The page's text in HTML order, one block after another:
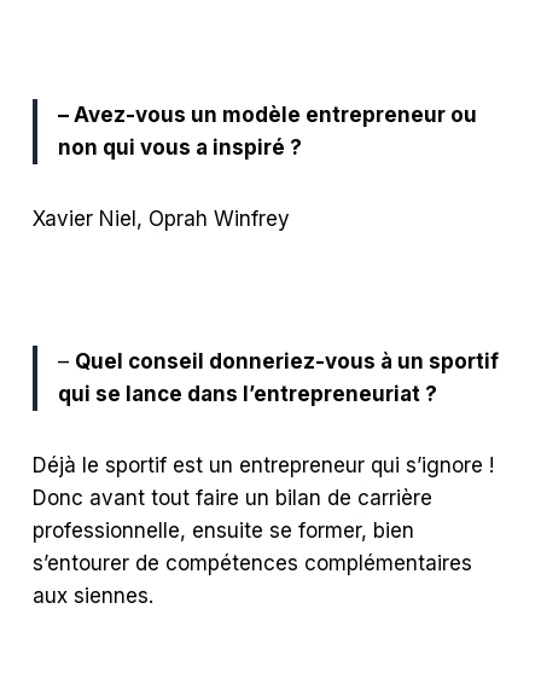
– Avez-vous un modèle entrepreneur ou
non qui vous a inspiré ?
Xavier Niel, Oprah Winfrey
– Quel conseil donneriez-vous à un sportif
qui se lance dans l’entrepreneuriat ?
Déjà le sportif est un entrepreneur qui s’ignore !
Donc avant tout faire un bilan de carrière
professionnelle, ensuite se former, bien
s’entourer de compétences complémentaires
aux siennes.